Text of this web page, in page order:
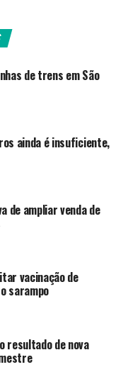
inscrições e envio
documental dos
resultado final.
do DF, Sandra
Comunidade’
a contar com
de trens em São
ainda é insuficiente,
de ampliar venda de
vacinação de
sarampo
resultado de nova